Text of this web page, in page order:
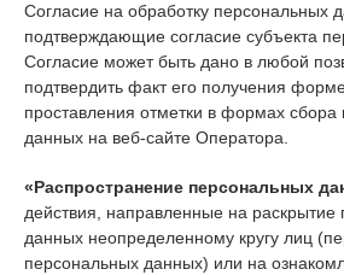
Согласие на обработку персональных
подтверждающие согласие субъекта
Согласие может быть дано в любой
подтвердить факт его получения
проставления отметки в формах сбора
данных на веб-сайте Оператора.
«Распространение персональных
действия, направленные на раскрытие
данных неопределенному кругу лиц
персональных данных) или на